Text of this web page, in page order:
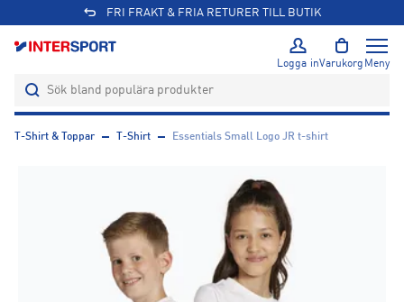
FRI FRAKT & FRIA RETURER TILL BUTIK
Logga inVarukorg Meny
T-Shirt & Toppar T-Shirt Essentials Small Logo JR t-shirt